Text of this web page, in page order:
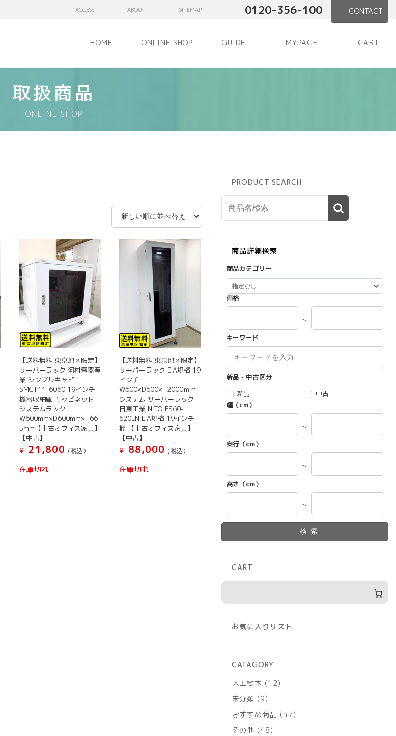
ACCESS ABOUT SITEMAP 0120-356-100 CONTACT
HOME ONLINE SHOP GUIDE MYPAGE CART
取扱商品
ONLINE SHOP
【送料無料 東京地区限定】
サーバーラック 河村電器産
業 シンプルキャビ
SMCT11-6060 19インチ
機器収納庫 キャビネット
システムラック
W600mm×D600mm×H66
5mm【中古オフィス家具】
【中古】
¥ 21,800 (税込）
在庫切れ
【送料無料 東京地区限定】
サーバーラック EIA規格 19
インチ
W600×D600×H2000ｍｍ
システム サーバーラック
日東工業 NITO FS60-
620EN EIA規格 19インチ
棚 【中古オフィス家具】
【中古】
¥
88,000 (税込）
在庫切れ
PRODUCT SEARCH
商品詳細検索
商品カテゴリー
価格
～
キーワード
新品・中古区分
新品
中古
幅（cm）
～
奥行（cm）
～
高さ（cm）
～
検索
CART
お気に入りリスト
CATAGORY
人工樹木
1212
商
未分類 99
の
商
おすすめ商品 3737
その他 4848